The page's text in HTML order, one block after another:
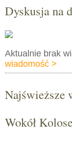
Dyskusja na
Aktualnie brak
wiadomość >
Najświeższe
Wokół